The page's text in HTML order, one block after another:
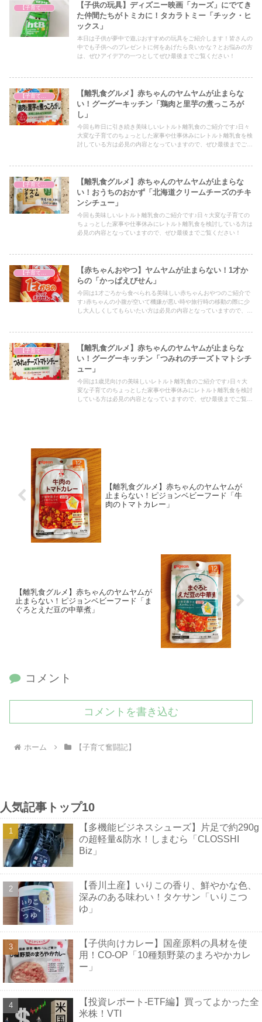
【子育て奮闘記】
【子供の玩具】ディズニー映画「カーズ」にでてき
た仲間たちがトミカに！タカラトミー「チック・ヒ
ックス」
本日は子供が夢中で遊ぶおすすめの玩具をご紹介します！皆さんの
中でも子供へのプレゼントに何をあげたら良いかな？とお悩みの方
は、ぜひアイデアの一つとしてぜひ最後までご覧ください！
【子育て奮闘記】
【離乳食グルメ】赤ちゃんのヤムヤムが止まらな
い！グーグーキッチン「鶏肉と里芋の煮っころが
し」
今回も昨日に引き続き美味しいレトルト離乳食のご紹介です♪日々
大変な子育てのちょっとした家事や仕事休みにレトルト離乳食を検
討している方は必見の内容となっていますので、ぜひ最後までご覧
【子育て奮闘記】
【離乳食グルメ】赤ちゃんのヤムヤムが止まらな
い！おうちのおかず「北海道クリームチーズのチキ
ンシチュー」
今回も美味しいレトルト離乳食のご紹介です♪日々大変な子育ての
ちょっとした家事や仕事休みにレトルト離乳食を検討している方は
必見の内容となっていますので、ぜひ最後までご覧ください！
【子育て奮闘記】
【赤ちゃんおやつ】ヤムヤムが止まらない！1才か
らの「かっぱえびせん」
今回は1才ごろから食べられる美味しい赤ちゃんおやつのご紹介で
す♪赤ちゃんの小腹が空いて機嫌が悪い時や旅行時の移動の際に少
し大人しくしてもらいたい方は必見の内容となっていますので、ぜ
【子育て奮闘記】
【離乳食グルメ】赤ちゃんのヤムヤムが止まらな
い！グーグーキッチン「つみれのチーズトマトシチ
ュー」
今回は1歳児向けの美味しいレトルト離乳食のご紹介です♪日々大
変な子育てのちょっとした家事や仕事休みにレトルト離乳食を検討
している方は必見の内容となっていますので、ぜひ最後までご覧く
【離乳食グルメ】赤ちゃんのヤムヤムが
止まらない！ピジョンベビーフード「牛
肉のトマトカレー」
【離乳食グルメ】赤ちゃんのヤムヤムが
止まらない！ピジョンベビーフード「ま
ぐろとえだ豆の中華煮」
コメント
コメントを書き込む
ホーム 【子育て奮闘記】
人気記事トップ10
【多機能ビジネスシューズ】片足で約290g
の超軽量&防水！しまむら「CLOSSHI
Biz」
【香川土産】いりこの香り、鮮やかな色、
深みのある味わい！タケサン「いりこつ
ゆ」
【子供向けカレー】国産原料の具材を使
用！CO-OP「10種類野菜のまろやかカレ
ー」
【投資レポート-ETF編】買ってよかった全
米株！VTI